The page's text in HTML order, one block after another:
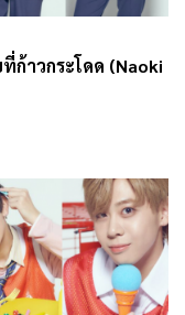
ที่ก้าวกระโดด (Naoki